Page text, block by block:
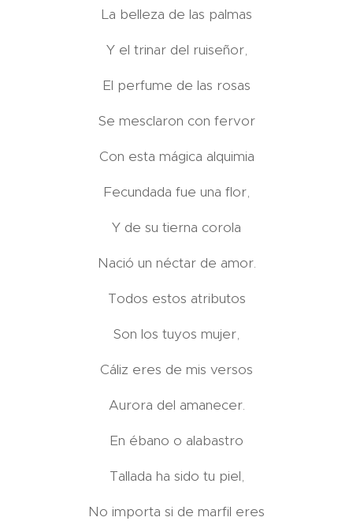
La belleza de las palmas
Y el trinar del ruiseñor,
El perfume de las rosas
Se mesclaron con fervor
Con esta mágica alquimia
Fecundada fue una flor,
Y de su tierna corola
Nació un néctar de amor.
Todos estos atributos
Son los tuyos mujer,
Cáliz eres de mis versos
Aurora del amanecer.
En ébano o alabastro
Tallada ha sido tu piel,
No importa si de marfil eres